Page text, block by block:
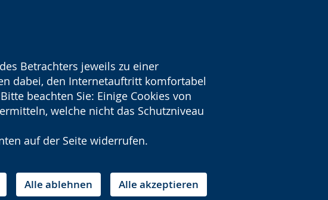
Betrachters jeweils zu einer
dabei, den Internetauftritt komfortabel
beachten Sie: Einige Cookies von
welche nicht das Schutzniveau
auf der Seite widerrufen.
Alle akzeptieren
Alle ablehnen